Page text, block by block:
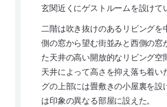
玄関近くにゲストルームを設けて
二階は吹き抜けのあるリビングを
側の窓から望む街並みと西側の
た天井の高い開放的なリビング
天井によって高さを抑え落ち着
グの上部には畳敷きの小屋裏を設
は印象の異なる部屋に設えた。